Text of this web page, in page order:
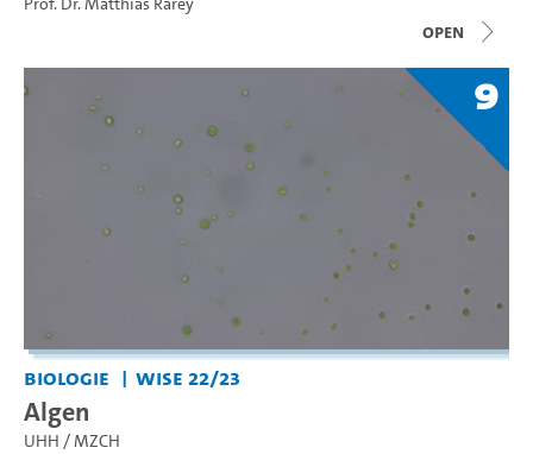
open
9
Biologie WiSe 22/23
Algen
UHH / MZCH